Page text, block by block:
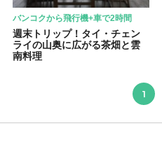
バンコクから飛行機+車で2時間
週末トリップ！タイ・チェン
ライの山奥に広がる茶畑と雲
南料理
1